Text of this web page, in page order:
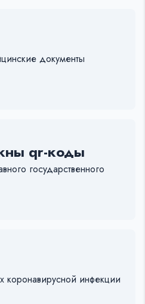
документы
qr-коды
государственного
коронавирусной инфекции